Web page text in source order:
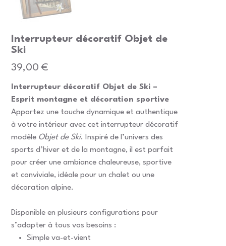
Interrupteur décoratif Objet de
Ski
Prix
39,00 €
Interrupteur décoratif Objet de Ski –
Esprit montagne et décoration sportive
Apportez une touche dynamique et authentique
à votre intérieur avec cet interrupteur décoratif
modèle Objet de Ski. Inspiré de l’univers des
sports d’hiver et de la montagne, il est parfait
pour créer une ambiance chaleureuse, sportive
et conviviale, idéale pour un chalet ou une
décoration alpine.
Disponible en plusieurs configurations pour
s’adapter à tous vos besoins :
Simple va-et-vient